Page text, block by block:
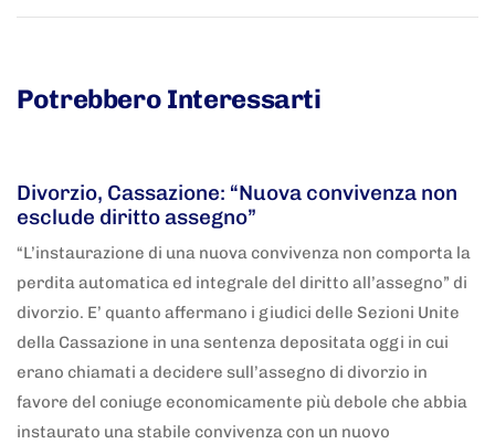
Potrebbero Interessarti
Divorzio, Cassazione: “Nuova convivenza non
esclude diritto assegno”
“L’instaurazione di una nuova convivenza non comporta la
perdita automatica ed integrale del diritto all’assegno” di
divorzio. E’ quanto affermano i giudici delle Sezioni Unite
della Cassazione in una sentenza depositata oggi in cui
erano chiamati a decidere sull’assegno di divorzio in
favore del coniuge economicamente più debole che abbia
instaurato una stabile convivenza con un nuovo